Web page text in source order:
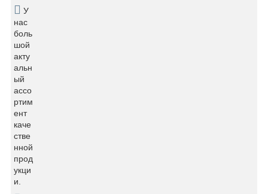
У
нас
боль
шой
акту
альн
ый
ассо
ртим
ент
каче
стве
нной
прод
укци
и.